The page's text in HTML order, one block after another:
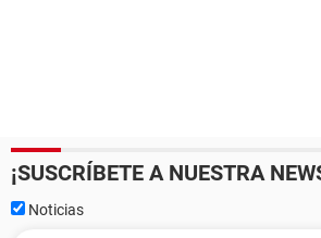
¡SUSCRÍBETE A NUESTRA
Noticias